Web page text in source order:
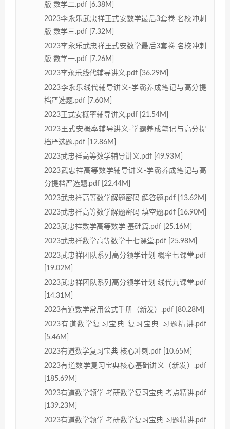
版 数学二.pdf [6.38M]
2023李永乐武忠祥王式安数学最后3套卷 名校冲刺
版 数学三.pdf [7.32M]
2023李永乐武忠祥王式安数学最后3套卷 名校冲刺
版 数学一.pdf [7.26M]
2023李永乐线代辅导讲义.pdf [36.29M]
2023李永乐线代辅导讲义-学霸养成笔记与高分提
档严选题.pdf [7.60M]
2023王式安概率辅导讲义.pdf [21.54M]
2023王式安概率辅导讲义-学霸养成笔记与高分提
档严选题.pdf [12.86M]
2023武忠祥高等数学辅导讲义.pdf [49.93M]
2023武忠祥高等数学辅导讲义-学霸养成笔记与高
分提档严选题.pdf [22.44M]
2023武忠祥高等数学解题密码 解答题.pdf [13.62M]
2023武忠祥高等数学解题密码 填空题.pdf [16.90M]
2023武忠祥数学高等数学 基础篇.pdf [25.16M]
2023武忠祥数学高等数学十七课堂.pdf [25.98M]
2023武忠祥团队系列高分领学计划 概率七课堂.pdf
[19.02M]
2023武忠祥团队系列高分领学计划 线代九课堂.pdf
[14.31M]
2023有道数学常用公式手册（新发）.pdf [80.28M]
2023有道数学复习宝典 复习宝典 习题精讲.pdf
[5.46M]
2023有道数学复习宝典 核心冲刺.pdf [10.65M]
2023有道数学复习宝典核心基础讲义（新发）.pdf
[185.69M]
2023有道数学领学 考研数学复习宝典 考点精讲.pdf
[139.23M]
2023有道数学领学 考研数学复习宝典 习题精讲.pdf